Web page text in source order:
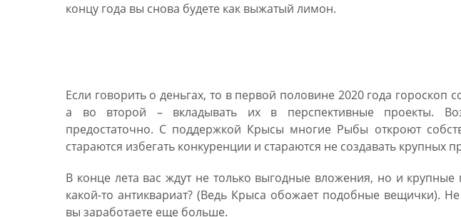
концу года вы снова будете как выжатый лимон.
Если говорить о деньгах, то в первой половине 2020 года гороскоп
а во второй – вкладывать их в перспективные проекты.
предостаточно. С поддержкой Крысы многие Рыбы откроют
стараются избегать конкуренции и стараются не создавать крупных
В конце лета вас ждут не только выгодные вложения, но и
какой-то антиквариат? (Ведь Крыса обожает подобные вещички).
вы заработаете еще больше.